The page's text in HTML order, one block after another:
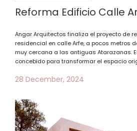
Reforma Edificio Calle
Angar Arquitectos finaliza el proyecto de
residencial en calle Arfe, a pocos metros
muy cercana a las antiguas Atarazanas.
concebido para transformar el espacio
28 December, 2024